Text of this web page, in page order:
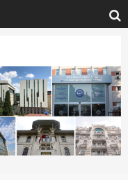
İSTİVAK 2025 Nisan Ayı Yönetim Kurulu Toplantısı
Buluşması
“RUH VE BEDENİN UYANIŞI” konulu etkinliğimizden kareler
SAHNE SANATLARINDA İZ BIRAKAN CUMHURİYET KADINLARI